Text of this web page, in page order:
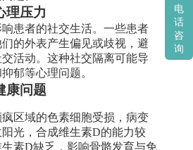
理压力
者的社交生活。一些患者
的外表产生偏见或歧视，避
活动。这种社交隔离可能导
郁等心理问题。
康问题
域的色素细胞受损，病变
光，合成维生素D的能力较
素D缺乏，影响骨骼发育与免
电
话
咨
询